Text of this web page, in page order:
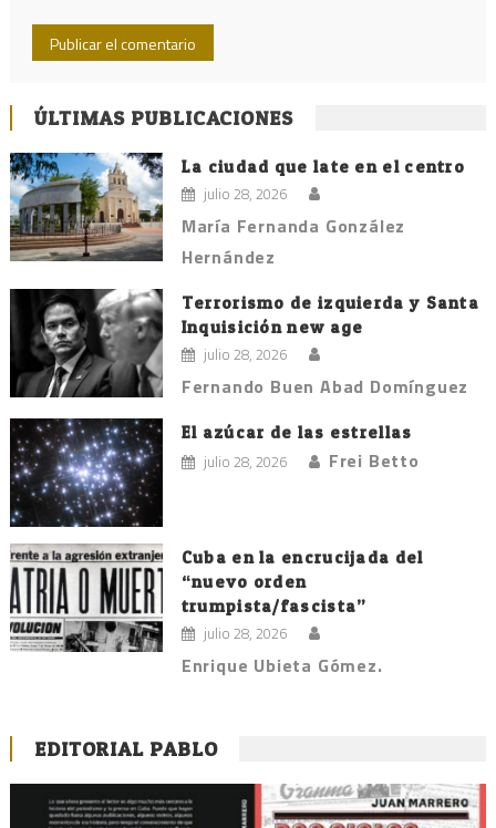
ÚLTIMAS PUBLICACIONES
La ciudad que late en el centro
julio 28, 2026
María Fernanda González
Hernández
Terrorismo de izquierda y Santa
Inquisición new age
julio 28, 2026
Fernando Buen Abad Domínguez
El azúcar de las estrellas
julio 28, 2026 Frei Betto
Cuba en la encrucijada del
“nuevo orden
trumpista/fascista”
julio 28, 2026
Enrique Ubieta Gómez.
EDITORIAL PABLO